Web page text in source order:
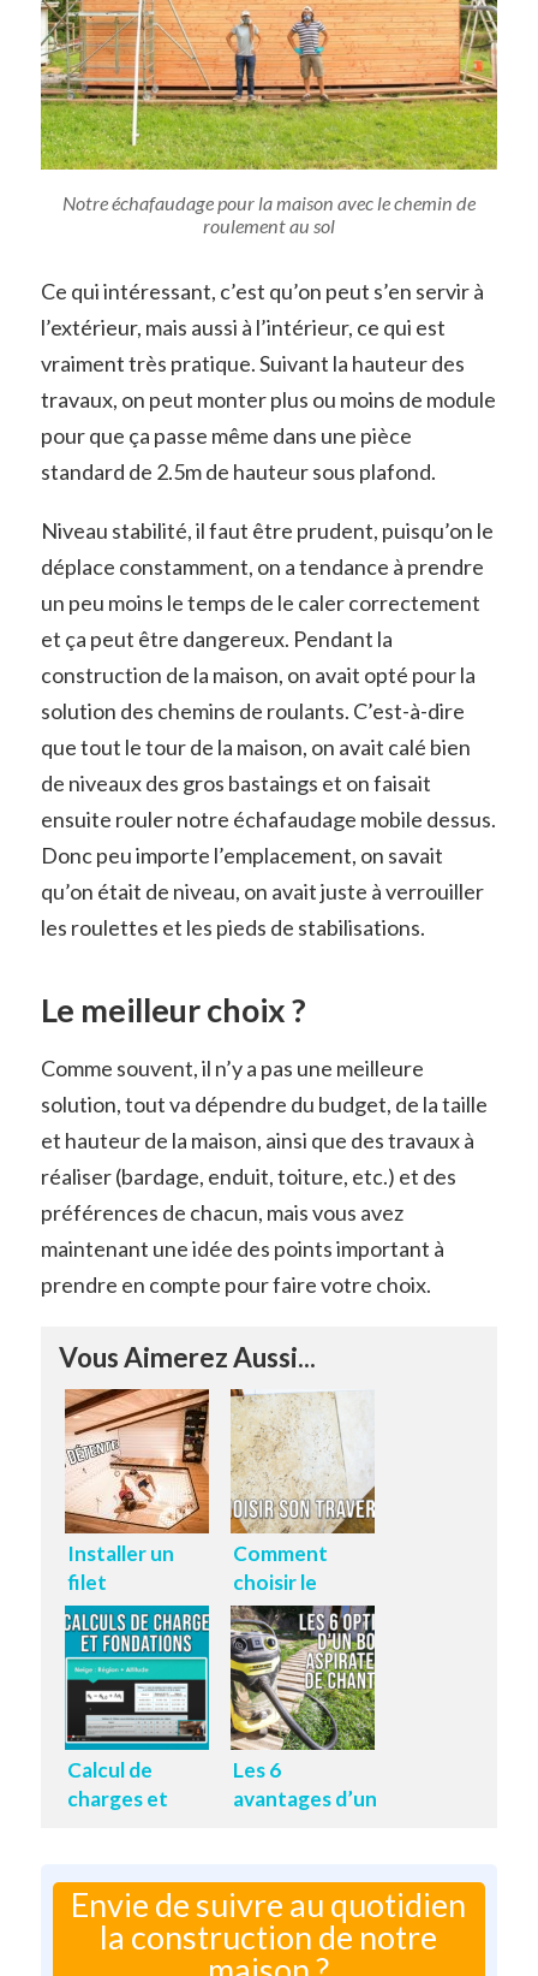
Notre échafaudage pour la maison avec le chemin de
roulement au sol
Ce qui intéressant, c’est qu’on peut s’en servir à
l’extérieur, mais aussi à l’intérieur, ce qui est
vraiment très pratique. Suivant la hauteur des
travaux, on peut monter plus ou moins de module
pour que ça passe même dans une pièce
standard de 2.5m de hauteur sous plafond.
Niveau stabilité, il faut être prudent, puisqu’on le
déplace constamment, on a tendance à prendre
un peu moins le temps de le caler correctement
et ça peut être dangereux. Pendant la
construction de la maison, on avait opté pour la
solution des chemins de roulants. C’est-à-dire
que tout le tour de la maison, on avait calé bien
de niveaux des gros bastaings et on faisait
ensuite rouler notre échafaudage mobile dessus.
Donc peu importe l’emplacement, on savait
qu’on était de niveau, on avait juste à verrouiller
les roulettes et les pieds de stabilisations.
Le meilleur choix ?
Comme souvent, il n’y a pas une meilleure
solution, tout va dépendre du budget, de la taille
et hauteur de la maison, ainsi que des travaux à
réaliser (bardage, enduit, toiture, etc.) et des
préférences de chacun, mais vous avez
maintenant une idée des points important à
prendre en compte pour faire votre choix.
Vous Aimerez Aussi...
Installer un
filet
d’habitation
dans un vide de
mezzanine
Comment
choisir le
travertin ?
Calcul de
charges et
Les 6
avantages d’un
Envie de suivre au quotidien
la construction de notre